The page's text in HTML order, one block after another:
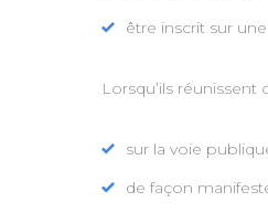
être inscrit sur
Lorsqu’ils
sur la voie
de façon